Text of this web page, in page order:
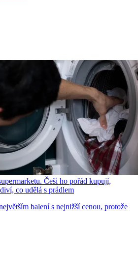
Češi ho pořád kupují,
co udělá s prádlem
balení s nejnižší cenou, protože